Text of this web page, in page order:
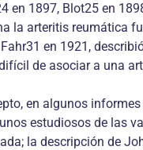
1897, Blot25 en
la arteritis reumática
en 1921,
de asociar a una
en algunos
estudiosos de las
la descripción de